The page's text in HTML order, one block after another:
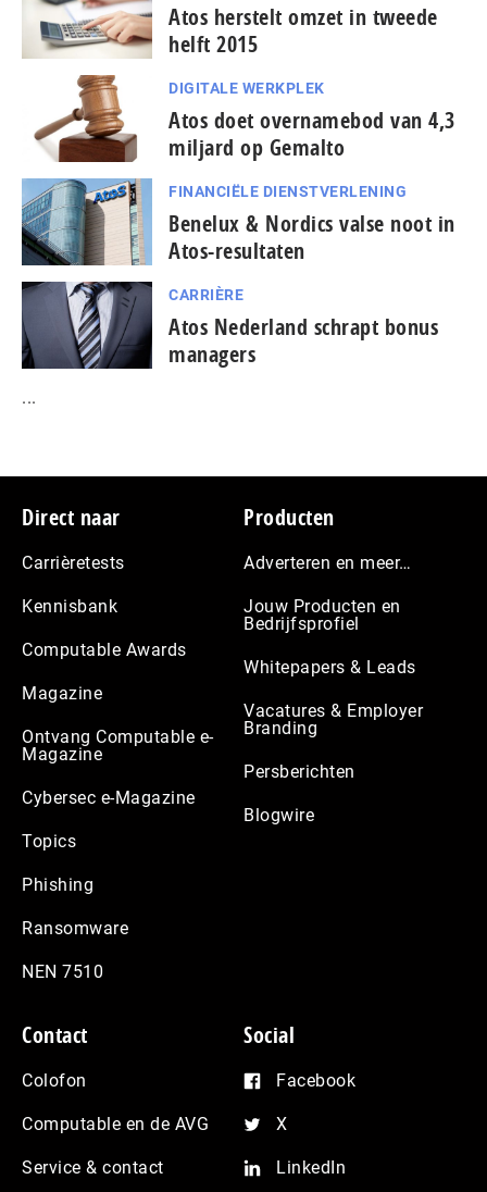
Atos herstelt omzet in tweede
helft 2015
DIGITALE WERKPLEK
Atos doet overnamebod van 4,3
miljard op Gemalto
FINANCIËLE DIENSTVERLENING
Benelux & Nordics valse noot in
Atos-resultaten
CARRIÈRE
Atos Nederland schrapt bonus
managers
...
Footer
Direct naar
Carrièretests
Kennisbank
Computable Awards
Magazine
Ontvang Computable e-
Magazine
Cybersec e-Magazine
Topics
Phishing
Ransomware
NEN 7510
Producten
Adverteren en meer…
Jouw Producten en
Bedrijfsprofiel
Whitepapers & Leads
Vacatures & Employer
Branding
Persberichten
Blogwire
Contact
Colofon
Computable en de AVG
Service & contact
Social
Facebook
X
LinkedIn